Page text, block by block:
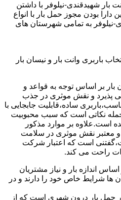
بار شهیدقندی-نیلوفر با داشتن
و همچنین دارا بودن مجوز حمل بار با انواع
نیلوفر به تمامی شهرستان های
باربری وانت بار و نیسان بار
بار بر اساس توجه به قواعد و
و نقش موثری در جذب
ساده،قابلیت جابجایی با
نکاتی است که سبب محبوبیت
است.علاوه بر موارد مذکور
معتبر نقش موثری در سلامت
است که اعتبار شرکت
راحت می کند.
اساس اندازه بار و نیاز مشتریان
ها شرایط خاص خود را دارند و در
حمل بار درون شهری است که از